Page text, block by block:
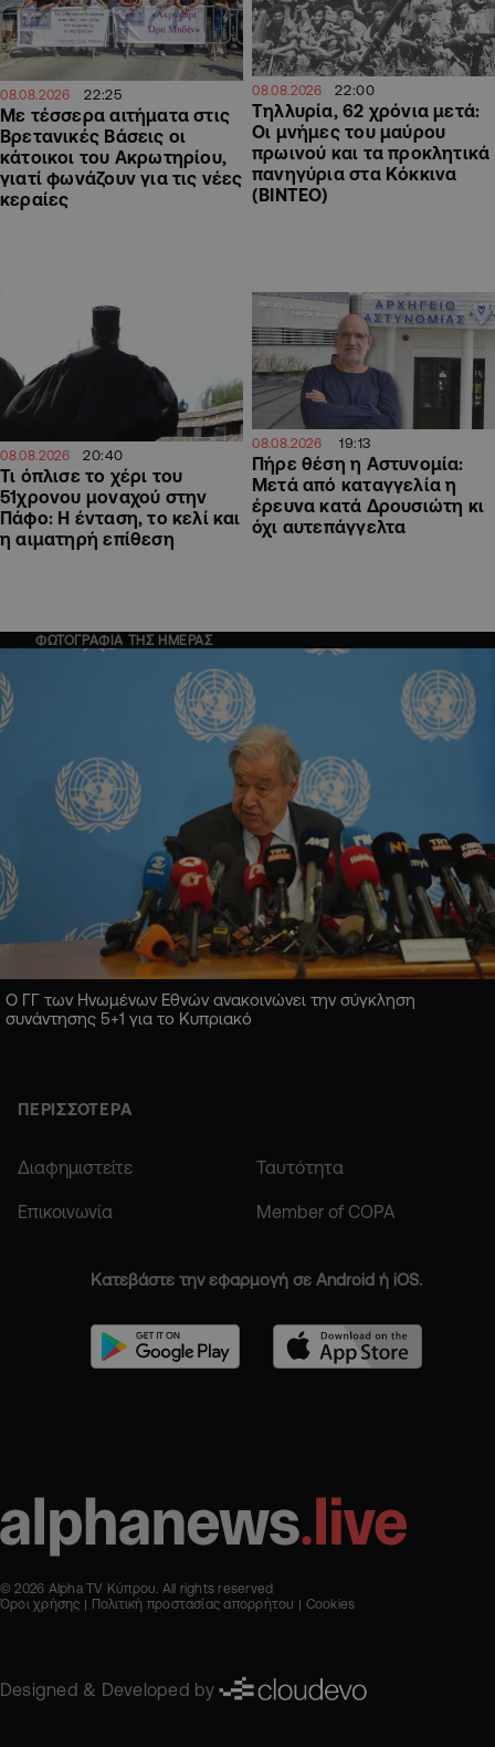
08.08.2026 22:25
Με τέσσερα αιτήματα στις
Βρετανικές Βάσεις οι
κάτοικοι του Ακρωτηρίου,
γιατί φωνάζουν για τις νέες
κεραίες
08.08.2026 22:00
Τηλλυρία, 62 χρόνια μετά:
Οι μνήμες του μαύρου
πρωινού και τα προκλητικά
πανηγύρια στα Κόκκινα
(ΒΙΝΤΕΟ)
08.08.2026 20:40
Τι όπλισε το χέρι του
51χρονου μοναχού στην
Πάφο: Η ένταση, το κελί και
η αιματηρή επίθεση
08.08.2026 19:13
Πήρε θέση η Αστυνομία:
Μετά από καταγγελία η
έρευνα κατά Δρουσιώτη κι
όχι αυτεπάγγελτα
ΦΩΤΟΓΡΑΦΙΑ ΤΗΣ ΗΜΕΡΑΣ
Ο ΓΓ των Ηνωμένων Εθνών ανακοινώνει την σύγκληση
συνάντησης 5+1 για το Κυπριακό
ΠΕΡΙΣΣΟΤΕΡΑ
Διαφημιστείτε Ταυτότητα
Επικοινωνία Member of COPA
Κατεβάστε την εφαρμογή σε Android ή iOS.
© 2026 Alpha TV Κύπρου. All rights reserved
Όροι χρήσης
Πολιτική προστασίας απορρήτου Cookies
Designed & Developed by